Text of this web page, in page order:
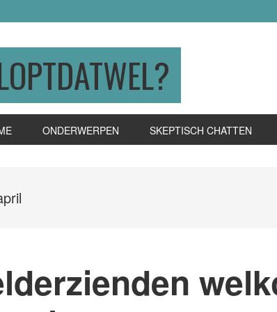
ONDERWERPEN SKEPTISCH CHATTEN